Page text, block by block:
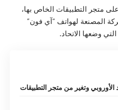
متجر التطبيقات الخاص بها،
المصنعة لهواتف “آي فون”
وضعها الاتحاد.
وتغير من متجر التطبيقات